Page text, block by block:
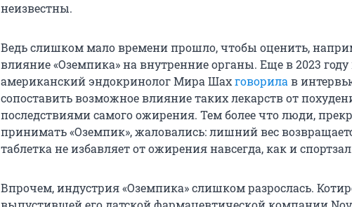
неизвестны.
Ведь слишком мало времени прошло, чтобы оценить,
влияние «Оземпика» на внутренние органы. Ещев 2023 году
американский эндокринолог Мира Шахговорила в
сопоставить возможное влияние таких лекарств от
последствиями самого ожирения. Тем более что люди,
принимать «Оземпик», жаловались: лишний вес
таблетка не избавляет от ожирения навсегда, как и
Впрочем, индустрия «Оземпика» слишком разрослась.